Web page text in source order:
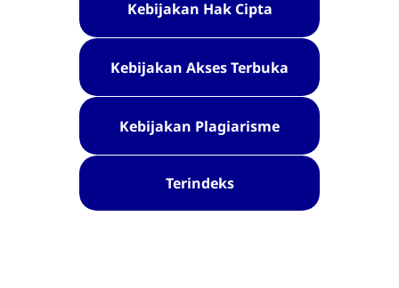
Kebijakan Hak Cipta
Kebijakan Akses Terbuka
Kebijakan Plagiarisme
Terindeks